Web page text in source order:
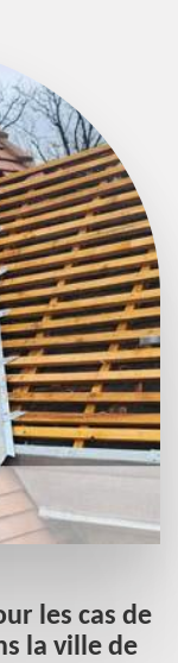
les cas de
la ville de